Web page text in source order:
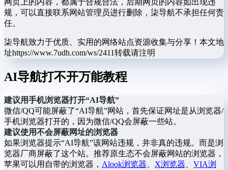
网页上的内容，都属于合规合法，后期网页的内容如出现违
规，可以直接联系网站管理员进行删除，柒导航不承担任何责
任。
柒导航致力于优质、实用的网络站点资源收集与分享！ 本文地
址https://www.7udh.com/ws/2411转载请注明
AI导航打不开万能教程
建议用手机浏览器打开“AI导航”
微信/QQ可能屏蔽了“AI导航”网站，首先保证网址是从浏览器/
手机浏览器打开的，因为微信/QQ会屏蔽一些站。
建议使用不会屏蔽网址的浏览器
如果浏览器提示“AI导航”该网站违规，并非真的违规。而是浏
览器厂商屏蔽了这个站。推荐原生态不会屏蔽网站的浏览器，
苹果可以用自带的浏览器， Alook浏览器 X浏览器
VIA浏